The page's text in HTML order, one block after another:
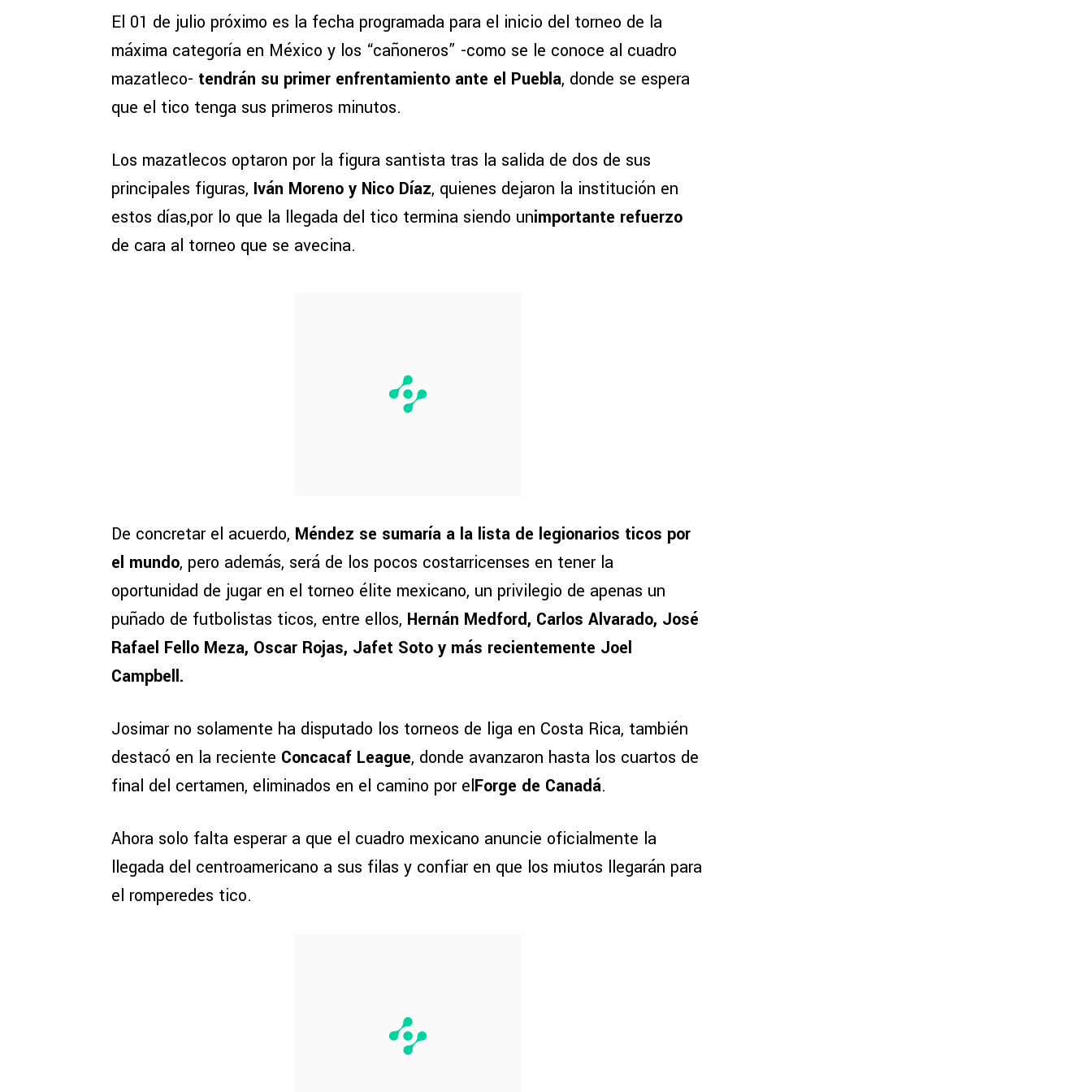
El 01 de julio próximo es la fecha programada para el inicio del torneo de la
máxima categoría en México y los “cañoneros” -como se le conoce al cuadro
mazatleco- tendrán su primer enfrentamiento ante el Puebla, donde se espera
que el tico tenga sus primeros minutos.
Los mazatlecos optaron por la figura santista tras la salida de dos de sus
principales figuras, Iván Moreno y Nico Díaz, quienes dejaron la institución en
estos días,por lo que la llegada del tico termina siendo unimportante refuerzo
de cara al torneo que se avecina.
De concretar el acuerdo, Méndez se sumaría a la lista de legionarios ticos por
el mundo, pero además, será de los pocos costarricenses en tener la
oportunidad de jugar en el torneo élite mexicano, un privilegio de apenas un
puñado de futbolistas ticos, entre ellos, Hernán Medford, Carlos Alvarado, José
Rafael Fello Meza, Oscar Rojas, Jafet Soto y más recientemente Joel
Campbell.
Josimar no solamente ha disputado los torneos de liga en Costa Rica, también
destacó en la reciente Concacaf League, donde avanzaron hasta los cuartos de
final del certamen, eliminados en el camino por elForge de Canadá.
Ahora solo falta esperar a que el cuadro mexicano anuncie oficialmente la
llegada del centroamericano a sus filas y confiar en que los miutos llegarán para
el romperedes tico.